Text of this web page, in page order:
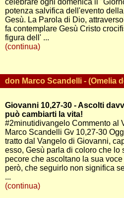
celebrare ogni domenica il
potenza salvifica dell'evento
Gesù. La Parola di Dio,
fa contemplare Gesù Cristo
figura dell' ...
(continua)
don Marco Scandelli - (Omelia
Giovanni 10,27-30 - Ascolti
può cambiarti la vita!
#2minutidivangelo Commento al
Marco Scandelli Gv 10,27-30
tratto dal Vangelo di Giovanni,
esso, Gesù parla di coloro che lo
pecore che ascoltano la sua
però, che seguirlo non significa
...
(continua)